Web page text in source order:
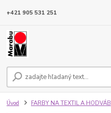
+421 905 531 251
Úvod FARBY NA TEXTIL A HODVÁB